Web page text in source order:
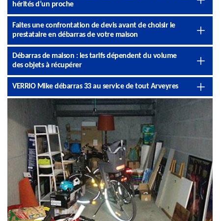
hérités d’un proche
Faites une confrontation de devis avant de choisir le
prestataire en débarras de votre maison
Débarras de maison : les tarifs dépendent du volume
des objets à récupérer
VERRIO Mike débarras 33 au service de tout Arveyres